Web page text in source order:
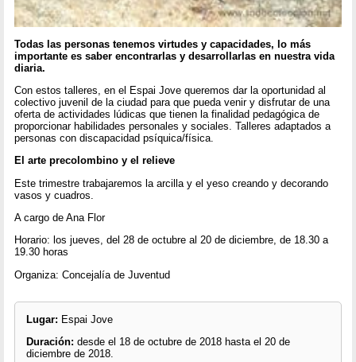
Todas las personas tenemos virtudes y capacidades, lo más
importante es saber encontrarlas y desarrollarlas en nuestra vida
diaria.
Con estos talleres, en el Espai Jove queremos dar la oportunidad al
colectivo juvenil de la ciudad para que pueda venir y disfrutar de una
oferta de actividades lúdicas que tienen la finalidad pedagógica de
proporcionar habilidades personales y sociales. Talleres adaptados a
personas con discapacidad psíquica/física.
El arte precolombino y el relieve
Este trimestre trabajaremos la arcilla y el yeso creando y decorando
vasos y cuadros.
A cargo de Ana Flor
Horario: los jueves, del 28 de octubre al 20 de diciembre, de 18.30 a
19.30 horas
Organiza: Concejalía de Juventud
Lugar: Espai Jove
Duración: desde el 18 de octubre de 2018 hasta el 20 de
diciembre de 2018.